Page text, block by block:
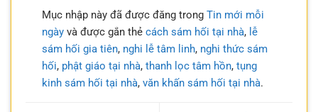
Mục nhập này đã được đăng trong Tin mới mỗi
ngàyvà được gắn thẻ cách sám hối tại nhà, lễ
sám hối gia tiên, nghi lễ tâm linh, nghi thức sám
hối, phật giáo tại nhà, thanh lọc tâm hồn, tụng
kinh sám hối tại nhà, văn khấn sám hối tại nhà.